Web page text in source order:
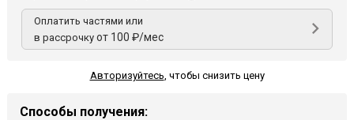
Оплатить частями или
в рассрочку от 100 ₽/мес
Авторизуйтесь чтобы снизить цену
Способы получения: